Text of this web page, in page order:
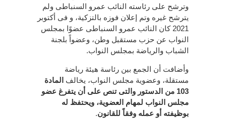
وترشح على رئاسته النائب عمرو السنباطى ولم
يترشح غيره وتم إعلان فوزه بالتزكية، و فى أكتوبر
2021 كان النائب عمرو السنباطى عضوًا بمجلس
النواب عن حزب مستقبل وطن، وعضواً بلجنة
الشباب والرياضة بمجلس النواب.
وأضافت أن الجمع بين رئاسة هيئة رياضة
مستقلة، وعضوية مجلس النواب، يخالف المادة
103 من الدستور والتى تنص على أن يتفرغ عضو
مجلس النواب لمهام العضوية، ويحتفظ له
بوظيفته أو عمله وفقاً للقانون.